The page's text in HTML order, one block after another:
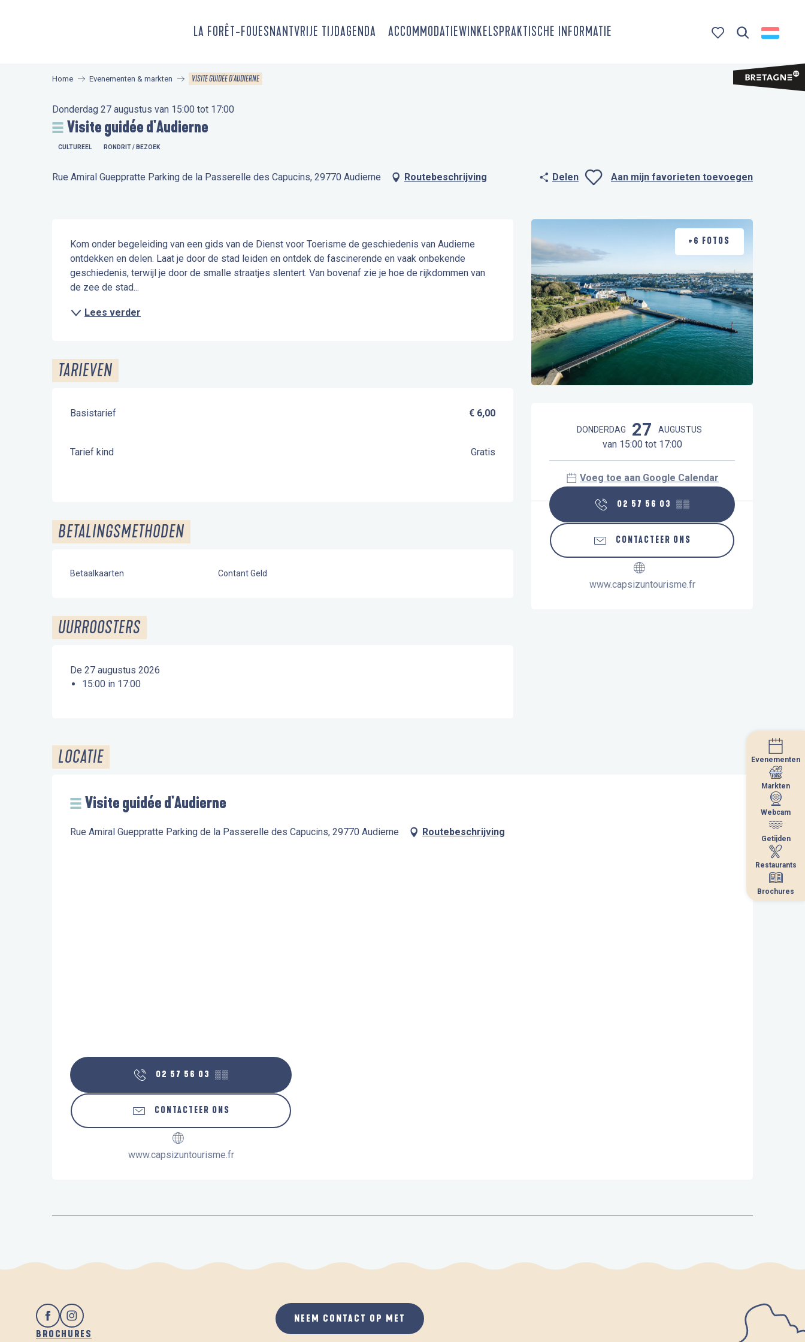
LA FORÊT-FOUESNANTVRIJE TIJDAGENDA ACCOMMODATIEWINKELSPRAKTISCHE INFORMATIE
Evenementen
Markten
Webcam
Getijden
Restaurants
Brochures
Home Evenementen & markten VISITE GUIDÉE D'AUDIERNE
Donderdag 27 augustus van 15:00 tot 17:00
Visite guidée d'Audierne
CULTUREEL RONDRIT / BEZOEK
Rue Amiral Gueppratte Parking de la Passerelle des Capucins, 29770 Audierne Routebeschrijving Delen Aan mijn favorieten toevoegen
+6 FOTOS
Openingstijden en
DONDERDAG 27 AUGUSTUS
van 15:00 tot 17:00
Voeg toe aan Google Calendar
02 57 56 03 ▒▒
CONTACTEER ONS
www.capsizuntourisme.fr
Beschrijving
Kom onder begeleiding van een gids van de Dienst voor Toerisme de geschiedenis van Audierne
ontdekken en delen. Laat je door de stad leiden en ontdek de fascinerende en vaak onbekende
geschiedenis, terwijl je door de smalle straatjes slentert. Van bovenaf zie je hoe de rijkdommen van
de zee de stad...
Lees verder
TARIEVEN
Basistarief € 6,00
Tarief kind Gratis
BETALINGSMETHODEN
Betaalkaarten Contant Geld
UURROOSTERS
De 27 augustus 2026
15:00 in 17:00
LOCATIE
Visite guidée d'Audierne
Rue Amiral Gueppratte Parking de la Passerelle des Capucins, 29770 Audierne Routebeschrijving
02 57 56 03 ▒▒
CONTACTEER ONS
www.capsizuntourisme.fr
BROCHURES
NEEM CONTACT OP MET